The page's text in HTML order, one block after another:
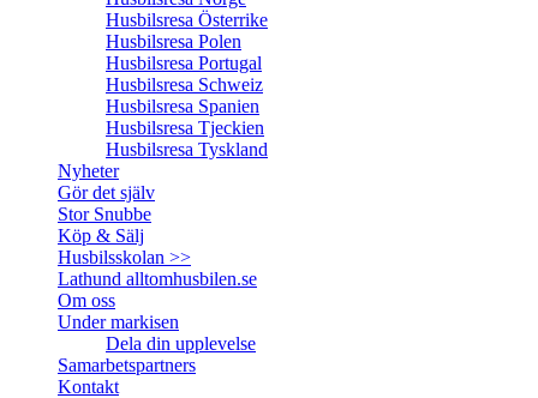
Husbilsresa Österrike
Husbilsresa Polen
Husbilsresa Portugal
Husbilsresa Schweiz
Husbilsresa Spanien
Husbilsresa Tjeckien
Husbilsresa Tyskland
Nyheter
Gör det själv
Stor Snubbe
Köp & Sälj
Husbilsskolan >>
Lathund alltomhusbilen.se
Om oss
Under markisen
Dela din upplevelse
Samarbetspartners
Kontakt